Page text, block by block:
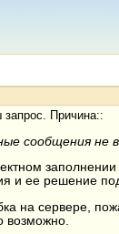
Причина::
сообщения не
и ее решение
на сервере,
возможно.